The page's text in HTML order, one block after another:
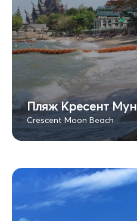
Пляж Кресент Мун
Crescent Moon Beach